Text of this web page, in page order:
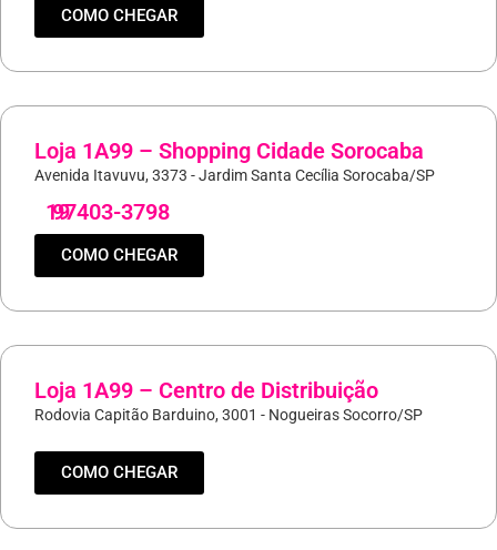
COMO CHEGAR
Loja 1A99 – Shopping Cidade Sorocaba
Avenida Itavuvu, 3373 - Jardim Santa Cecília Sorocaba/SP
19
97403-3798
COMO CHEGAR
Loja 1A99 – Centro de Distribuição
Rodovia Capitão Barduino, 3001 - Nogueiras Socorro/SP
COMO CHEGAR